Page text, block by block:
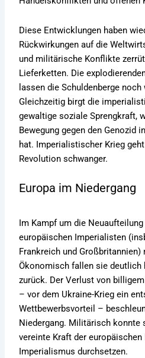
Diese Entwicklungen haben
Rückwirkungen auf die
und militärische Konflikte
Lieferketten. Die
lassen die Schuldenberge
Gleichzeitig birgt die
gewaltige soziale Sprengkraft,
Bewegung gegen den Genozid
hat. Imperialistischer Krieg
Revolution schwanger.
Europa im Niedergang
Im Kampf um die
europäischen Imperialisten
Frankreich und Großbritannien)
Ökonomisch fallen sie deutlich
zurück. Der Verlust von
– vor dem Ukraine-Krieg ein
Wettbewerbsvorteil –
Niedergang. Militärisch konnte
vereinte Kraft der
Imperialismus durchsetzen.